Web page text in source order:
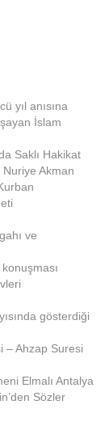
yıl anısına
İslam
Saklı Hakikat
Nuriye Akman
ve
gösterdiği
– Ahzap Suresi
Elmalı Antalya
Sözler